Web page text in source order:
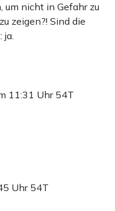
um nicht in Gefahr zu
zeigen?! Sind die
ja.
11:31 Uhr 54T
Uhr 54T